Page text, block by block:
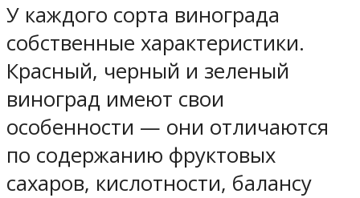
У каждого сорта винограда
собственные характеристики.
Красный, черный и зеленый
виноград имеют свои
особенности — они отличаются
по содержанию фруктовых
сахаров, кислотности, балансу